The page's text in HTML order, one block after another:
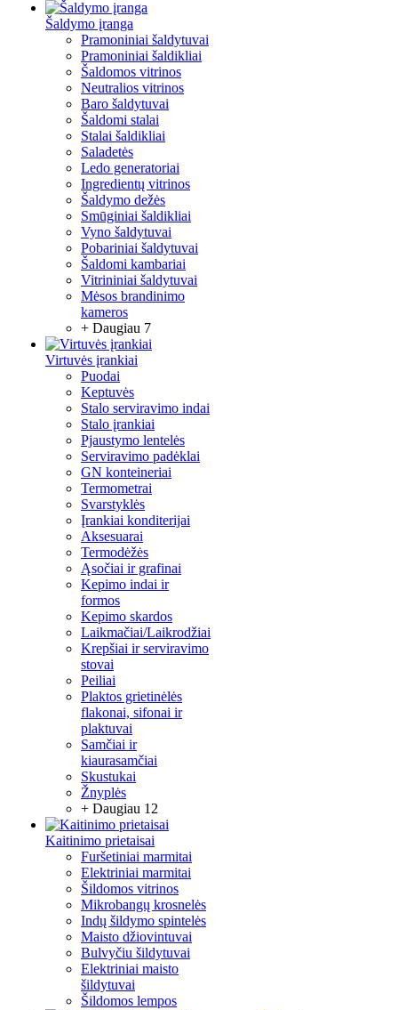
Šaldymo įranga
Pramoniniai šaldytuvai
Pramoniniai šaldikliai
Šaldomos vitrinos
Neutralios vitrinos
Baro šaldytuvai
Šaldomi stalai
Stalai šaldikliai
Saladetės
Ledo generatoriai
Ingredientų vitrinos
Šaldymo dežės
Smūginiai šaldikliai
Vyno šaldytuvai
Pobariniai šaldytuvai
Šaldomi kambariai
Vitrininiai šaldytuvai
Mėsos brandinimo
kameros
+ Daugiau 7
Virtuvės įrankiai
Puodai
Keptuvės
Stalo serviravimo indai
Stalo įrankiai
Pjaustymo lentelės
Serviravimo padėklai
GN konteineriai
Termometrai
Svarstyklės
Įrankiai konditerijai
Aksesuarai
Termodėžės
Ąsočiai ir grafinai
Kepimo indai ir
formos
Kepimo skardos
Laikmačiai/Laikrodžiai
Krepšiai ir serviravimo
stovai
Peiliai
Plaktos grietinėlės
flakonai, sifonai ir
plaktuvai
Samčiai ir
kiaurasamčiai
Skustukai
Žnyplės
+ Daugiau 12
Kaitinimo prietaisai
Furšetiniai marmitai
Elektriniai marmitai
Šildomos vitrinos
Mikrobangų krosnelės
Indų šildymo spintelės
Maisto džiovintuvai
Bulvyčiu šildytuvai
Elektriniai maisto
šildytuvai
Šildomos lempos